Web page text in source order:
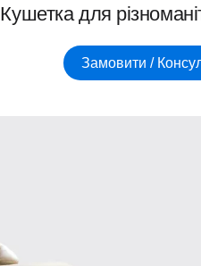
Кушетка для
Замовити /